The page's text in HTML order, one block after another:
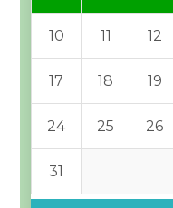
10 11 12
17 18 19
24 25 26
31